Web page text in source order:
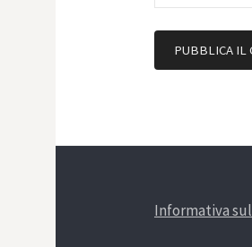
Informativa